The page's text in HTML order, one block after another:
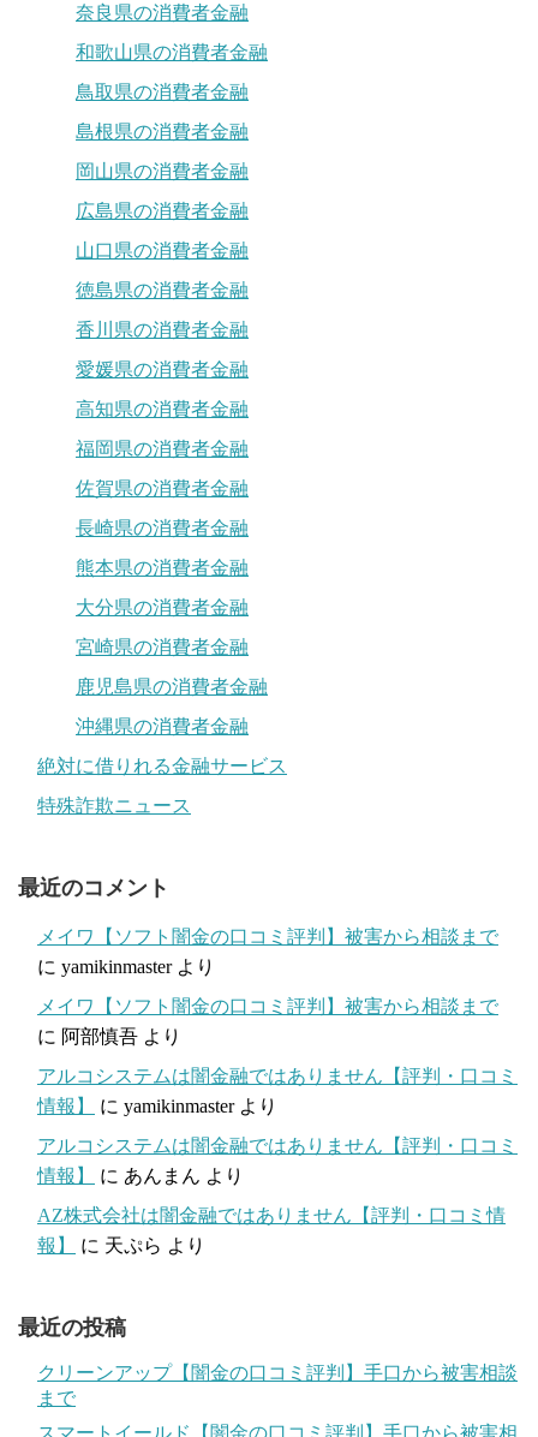
奈良県の消費者金融
和歌山県の消費者金融
鳥取県の消費者金融
島根県の消費者金融
岡山県の消費者金融
広島県の消費者金融
山口県の消費者金融
徳島県の消費者金融
香川県の消費者金融
愛媛県の消費者金融
高知県の消費者金融
福岡県の消費者金融
佐賀県の消費者金融
長崎県の消費者金融
熊本県の消費者金融
大分県の消費者金融
宮崎県の消費者金融
鹿児島県の消費者金融
沖縄県の消費者金融
絶対に借りれる金融サービス
特殊詐欺ニュース
最近のコメント
メイワ【ソフト闇金の口コミ評判】被害から相談まで
に yamikinmasterより
メイワ【ソフト闇金の口コミ評判】被害から相談まで
に 阿部慎吾 より
アルコシステムは闇金融ではありません【評判・口コミ
情報】
に yamikinmasterより
アルコシステムは闇金融ではありません【評判・口コミ
情報】
に あんまん より
AZ株式会社は闇金融ではありません【評判・口コミ情
報】
に 天ぷら より
最近の投稿
クリーンアップ【闇金の口コミ評判】手口から被害相談
まで
スマートイールド【闇金の口コミ評判】手口から被害相